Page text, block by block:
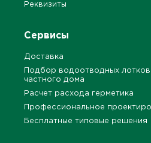
Реквизиты
Сервисы
Доставка
Подбор водоотводных
частного дома
Расчет расхода герметика
Профессиональное
Бесплатные типовые решения